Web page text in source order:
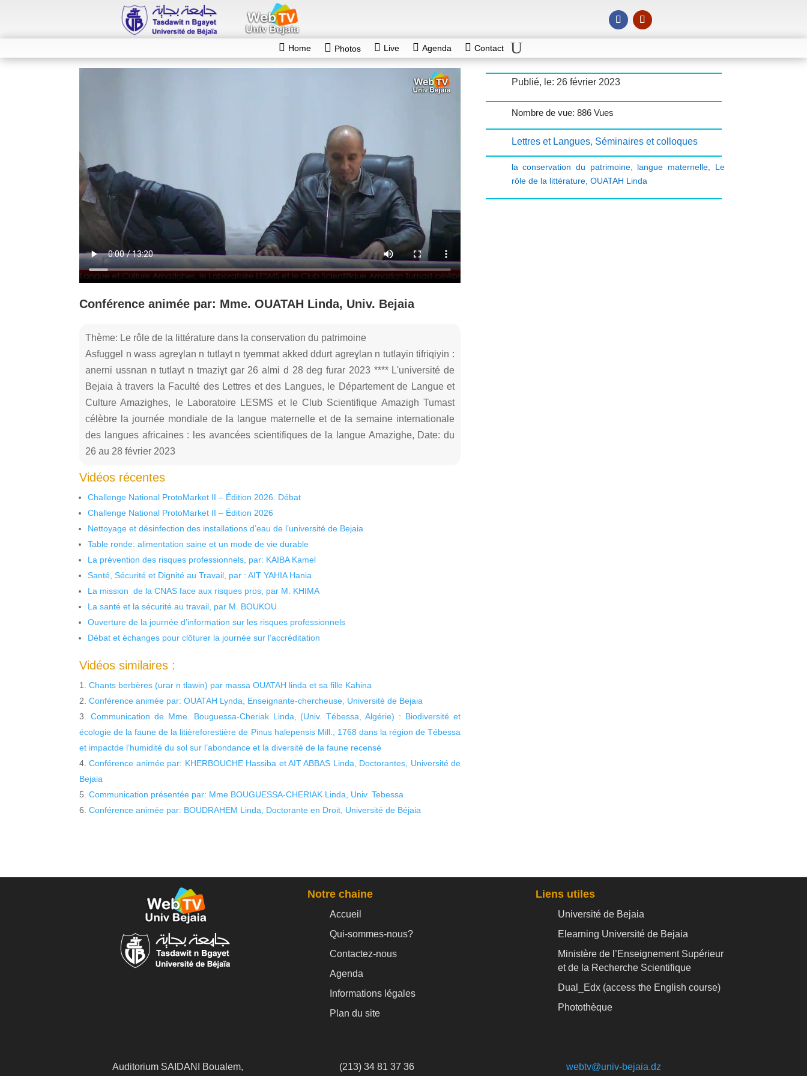
Home Photos Live Agenda Contact
Conférence animée par: Mme. OUATAH Linda, Univ. Bejaia
Thème: Le rôle de la littérature dans la conservation du patrimoine
Asfuggel n wass agreɣlan n tutlayt n tyemmat akked ddurt agreɣlan n tutlayin tifriqiyin :
anerni ussnan n tutlayt n tmaziɣt gar 26 almi d 28 deg furar 2023 **** L'université de
Bejaia à travers la Faculté des Lettres et des Langues, le Département de Langue et
Culture Amazighes, le Laboratoire LESMS et le Club Scientifique Amazigh Tumast
célèbre la journée mondiale de la langue maternelle et de la semaine internationale
des langues africaines : les avancées scientifiques de la langue Amazighe, Date: du
26 au 28 février 2023
Vidéos récentes
Challenge National ProtoMarket II – Édition 2026. Débat
Challenge National ProtoMarket II – Édition 2026
Nettoyage et désinfection des installations d’eau de l’université de Bejaia
Table ronde: alimentation saine et un mode de vie durable
La prévention des risques professionnels, par: KAIBA Kamel
Santé, Sécurité et Dignité au Travail, par : AIT YAHIA Hania
La mission de la CNAS face aux risques pros, par M. KHIMA
La santé et la sécurité au travail, par M. BOUKOU
Ouverture de la journée d’information sur les risques professionnels
Débat et échanges pour clôturer la journée sur l’accréditation
Vidéos similaires :
Chants berbères (urar n tlawin) par massa OUATAH linda et sa fille Kahina
Conférence animée par: OUATAH Lynda, Enseignante-chercheuse, Université de Bejaia
Communication de Mme. Bouguessa-Cheriak Linda, (Univ. Tébessa, Algérie) : Biodiversité et
écologie de la faune de la litièreforestière de Pinus halepensis Mill., 1768 dans la région de Tébessa
et impactde l’humidité du sol sur l’abondance et la diversité de la faune recensé
Conférence animée par: KHERBOUCHE Hassiba et AIT ABBAS Linda, Doctorantes, Université de
Bejaia
Communication présentée par: Mme BOUGUESSA-CHERIAK Linda, Univ. Tebessa
Conférence animée par: BOUDRAHEM Linda, Doctorante en Droit, Université de Béjaia
Publié, le: 26 février 2023
Nombre de vue: 886 Vues
Lettres et Langues, Séminaires et colloques
la conservation du patrimoine, langue maternelle, Le
rôle de la littérature, OUATAH Linda
Notre chaine
Accueil
Qui-sommes-nous?
Contactez-nous
Agenda
Informations légales
Plan du site
Liens utiles
Université de Bejaia
Elearning Université de Bejaia
Ministère de l’Enseignement Supérieur
et de la Recherche Scientifique
Dual_Edx (access the English course)
Photothèque
Auditorium SAIDANI Boualem,
(213) 34 81 37 36 webtv@univ-bejaia.dz